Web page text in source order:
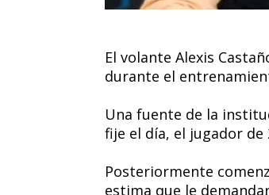
El volante Alexis
durante el
Una fuente de la
fije el día, el jugador
Posteriormente
estima que le